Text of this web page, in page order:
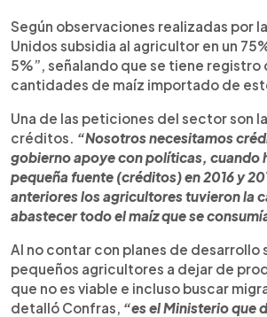
Según observaciones realizadas por
Unidos subsidia al agricultor en un
5%”, señalando que se tiene registro
cantidades de maíz importado de
Una de las peticiones del sector son
créditos. “Nosotros necesitamos
gobierno apoye con políticas, cuando
pequeña fuente (créditos) en 2016 y
anteriores los agricultores tuvieron la
abastecer todo el maíz que se
Al no contar con planes de desarrollo
pequeños agricultores a dejar de
que no es viable e incluso buscar
detalló Confras, “es el Ministerio que